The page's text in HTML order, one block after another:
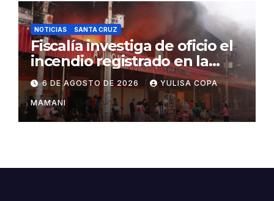
NOTICIAS SANTA CRUZ
Fiscalía investiga de oficio el
incendio registrado en la
feria Barrio Lindo
6 DE AGOSTO DE 2026 YULISA COPA
MAMANI